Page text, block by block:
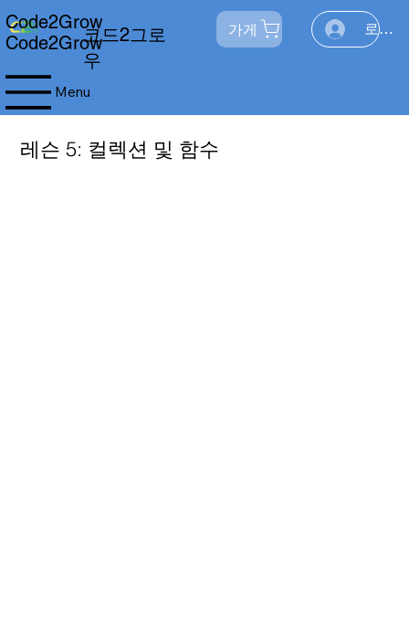
코드2그로
우
가게 로그인
Menu
Code2Grow
Code2Grow
레슨 5: 컬렉션 및 함수